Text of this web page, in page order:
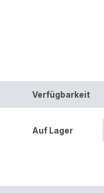
Verfügbarkeit
Auf Lager